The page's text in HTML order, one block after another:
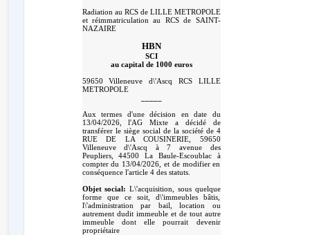
Radiation au RCS de LILLE METROPOLE
et réimmatriculation au RCS de SAINT-
NAZAIRE
HBN
SCI
au capital de 1000 euros
59650 Villeneuve d\'Ascq RCS LILLE
METROPOLE
Aux termes d'une décision en date du
13/04/2026, l'AG Mixte a décidé de
transférer le siège social de la société de 4
RUE DE LA COUSINERIE, 59650
Villeneuve d\'Ascq à 7 avenue des
Peupliers, 44500 La Baule-Escoublac à
compter du 13/04/2026, et de modifier en
conséquence l'article 4 des statuts.
Objet social: L\'acquisition, sous quelque
forme que ce soit, d\'immeubles bâtis,
l\'administration par bail, location ou
autrement dudit immeuble et de tout autre
immeuble dont elle pourrait devenir
propriétaire